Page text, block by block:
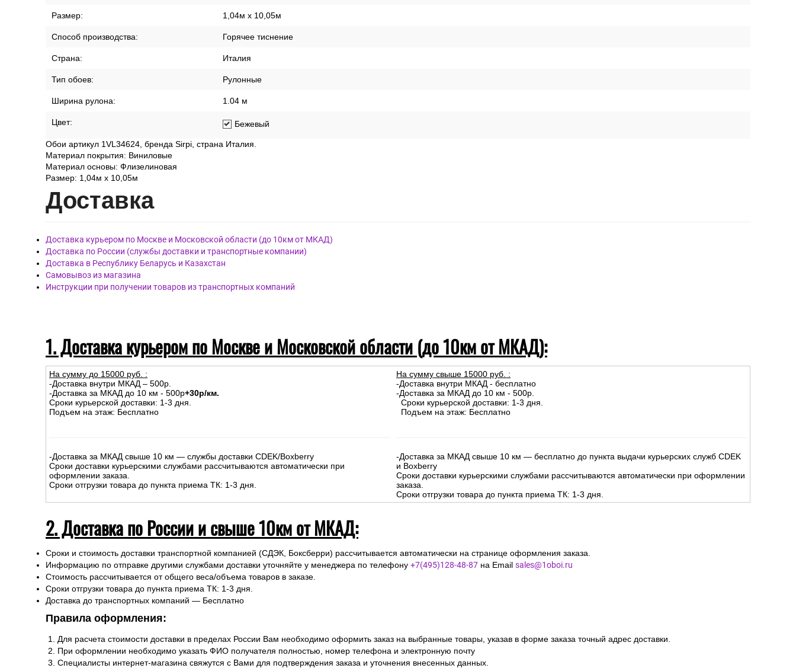
Размер: 1,04м х 10,05м
Способ производства: Горячее тиснение
Страна: Италия
Тип обоев: Рулонные
Ширина рулона: 1.04 м
Цвет: Бежевый
Обои артикул 1VL34624, бренда Sirpi, страна Италия.
Материал покрытия: Виниловые
Материал основы: Флизелиновая
Размер: 1,04м х 10,05м
Доставка
Доставка курьером по Москве и Московской области (до 10км от МКАД)
Доставка по России (службы доставки и транспортные компании)
Доставка в Республику Беларусь и Казахстан
Самовывоз из магазина
Инструкции при получении товаров из транспортных компаний
1. Доставка курьером по Москве и Московской области (до 10км от МКАД):
На сумму до 15000 руб. :
-Доставка внутри МКАД – 500р.
-Доставка за МКАД до 10 км - 500р+30р/км.
Сроки курьерской доставки: 1-3 дня.
Подъем на этаж: Бесплатно
-Доставка за МКАД свыше 10 км — службы доставки CDEK/Boxberry
Сроки доставки курьерскими службами рассчитываются автоматически при
оформлении заказа.
Сроки отгрузки товара до пункта приема ТК: 1-3 дня.
На сумму свыше 15000 руб. :
-Доставка внутри МКАД - бесплатно
-Доставка за МКАД до 10 км - 500р.
Сроки курьерской доставки: 1-3 дня.
Подъем на этаж: Бесплатно
-Доставка за МКАД свыше 10 км — бесплатно до пункта выдачи курьерских служб CDEK
и Boxberry
Сроки доставки курьерскими службами рассчитываются автоматически при оформлении
заказа.
Сроки отгрузки товара до пункта приема ТК: 1-3 дня.
2. Доставка по России и свыше 10км от МКАД:
Сроки и стоимость доставки транспортной компанией (СДЭК, Боксберри) рассчитывается автоматически на странице оформления заказа.
Информацию по отправке другими службами доставки уточняйте у менеджера по телефону +7(495)128-48-87 на Email sales@1oboi.ru
Стоимость рассчитывается от общего веса/объема товаров в заказе.
Сроки отгрузки товара до пункта приема ТК: 1-3 дня.
Доставка до транспортных компаний — Бесплатно
Правила оформления:
Для расчета стоимости доставки в пределах России Вам необходимо оформить заказ на выбранные товары, указав в форме заказа точный адрес доставки.
При оформлении необходимо указать ФИО получателя полностью, номер телефона и электронную почту
Специалисты интернет-магазина свяжутся с Вами для подтверждения заказа и уточнения внесенных данных.